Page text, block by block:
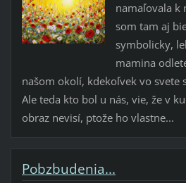
namaľovala k
som tam aj
symbolicky,
mamina
našom okolí, kdekoľvek vo svete
Ale teda kto bol u nás, vie, že v
obraz nevisí, ptože ho vlastne...
Pobzbudenia...